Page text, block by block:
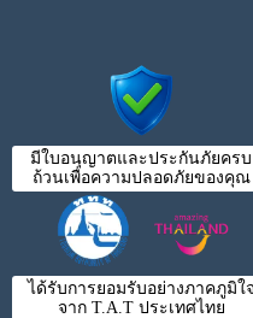
มีใบอนุญาตและประกันภัยครบ
ถ้วนเพื่อความปลอดภัยของคุณ
ได้รับการยอมรับอย่างภาคภูมิใจ
จาก T.A.T ประเทศไทย